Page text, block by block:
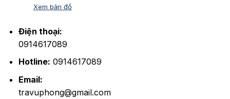
Xem bản đồ
Điện thoại:
0914617089
Hotline: 0914617089
Email:
travuphong@gmail.com